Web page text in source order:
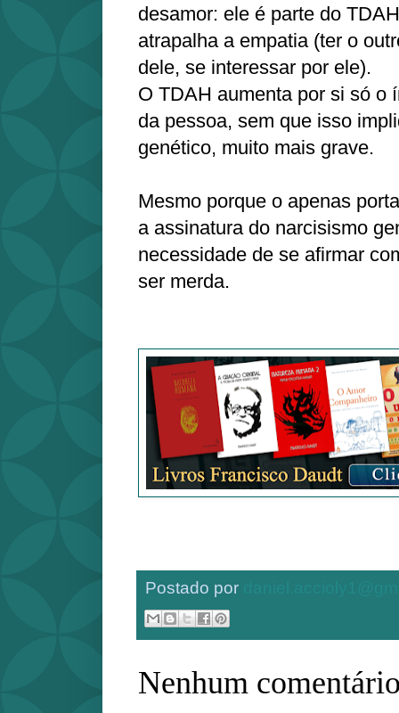
desamor: ele é parte do
atrapalha a empatia (ter o
dele, se interessar por ele).
O TDAH aumenta por si só o
da pessoa, sem que isso
genético, muito mais grave.
Mesmo porque o apenas
a assinatura do narcisismo
necessidade de se afirmar
ser merda.
Postado por
Nenhum